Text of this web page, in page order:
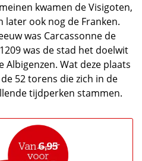
kwamen de Visigoten,
later ook nog de Franken.
was Carcassonne de
was de stad het doelwit
Wat deze plaats
52 torens die zich in de
tijdperken stammen.